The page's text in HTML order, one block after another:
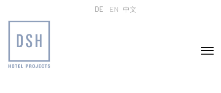
Sprache auswählen
DE EN 中文